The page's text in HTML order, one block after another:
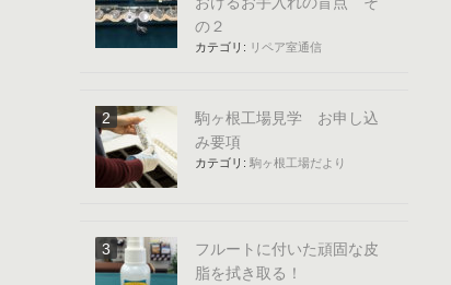
の２
カテゴリ: リペア室通信
駒ヶ根工場見学 お申し込
み要項
カテゴリ: 駒ヶ根工場だより
フルートに付いた頑固な皮
脂を拭き取る！